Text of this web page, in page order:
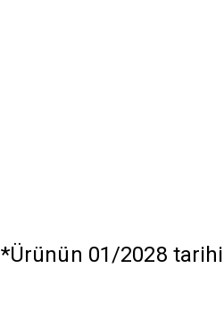
*Ürünün 01/2028